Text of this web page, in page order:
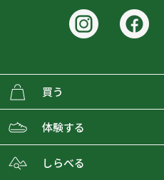
買う
ECMALLの商品をさがす
取り扱いブランド一覧
体験する
おとな女子登山部
しらべる